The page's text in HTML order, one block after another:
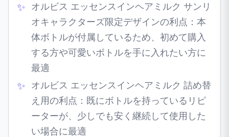
オルビス エッセンスインヘアミルク サンリ
オキャラクターズ限定デザインの利点：本
体ボトルが付属しているため、初めて購入
する方や可愛いボトルを手に入れたい方に
最適
オルビス エッセンスインヘアミルク 詰め替
え用の利点：既にボトルを持っているリピ
ーターが、少しでも安く継続して使用した
い場合に最適